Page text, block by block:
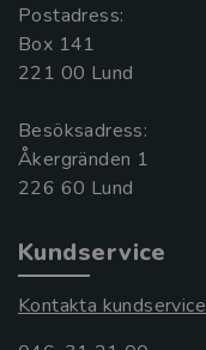
Postadress:
Box 141
221 00 Lund
Besöksadress:
Åkergränden 1
Kundservice
Kontakta kundservice